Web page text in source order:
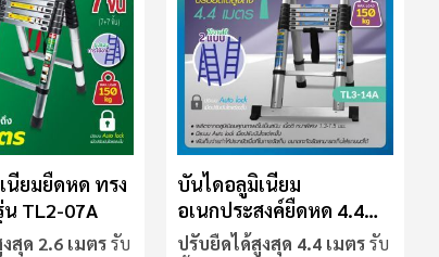
นียมยืดหด ทรง
น TL2-07A
สุด 2.6 เมตรรับ
บันไดอลูมิเนียม
อเนกประสงค์ยืดหด 4.4
เมตร รุ่น TL3-14A
ปรับยืดได้สูงสุด 4.4 เมตรรับ